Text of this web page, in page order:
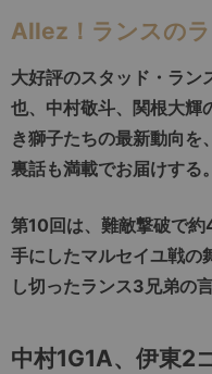
Allez！ランスの
大好評のスタッド・ラン
也、中村敬斗、関根大輝
き獅子たちの最新動向を
裏話も満載でお届けする。
第10回は、難敵撃破で約
手にしたマルセイユ戦の
し切ったランス3 兄弟の
中村1G1A、伊東2